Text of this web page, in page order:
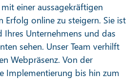
einer aussagekräftigen
Erfolg online zu steigern. Sie ist
Ihres Unternehmens und das
sehen. Unser Team verhilft
Webpräsenz. Von der
Implementierung bis hin zum